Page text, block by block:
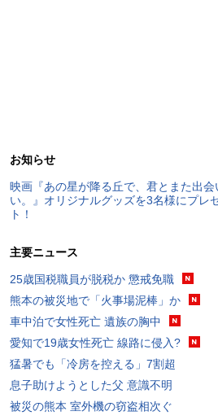
お知らせ
映画『あの星が降る丘で、君とまた出会
い。』オリジナルグッズを3名様にプレ
ト！
主要ニュース
25歳国税職員が脱税か 懲戒免職
熊本の被災地で「火事場泥棒」か
車中泊で女性死亡 遺族の胸中
愛知で19歳女性死亡 線路に侵入?
猛暑でも「冷房を控える」7割超
息子助けようとした父 意識不明
被災の熊本 室外機の窃盗相次ぐ